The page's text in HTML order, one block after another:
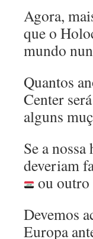
Agora,
que o
mundo
Quantos
Center
alguns
Se a
deveriam
ou outro
Devemos
Europa